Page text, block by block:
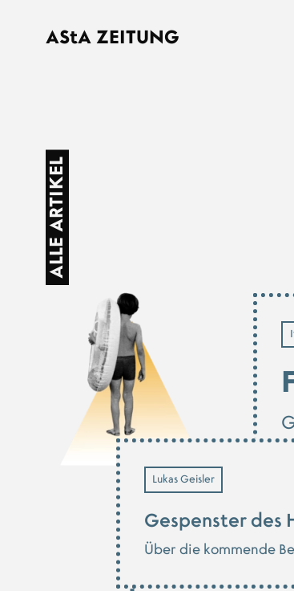
AStA ZEITUNG
ALLE ARTIKEL
Lukas Geisler
Gespenster des
Über die kommende